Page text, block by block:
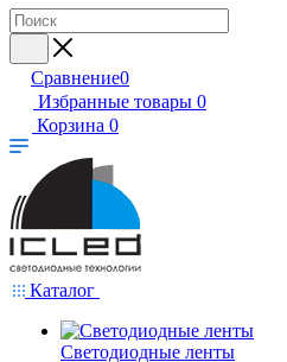
Сравнение0
Избранные товары 0
Корзина 0
Каталог
Светодиодные ленты